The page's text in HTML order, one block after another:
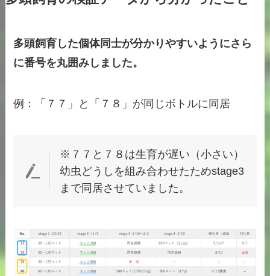
多頭飼育した個体同士が分かりやすいようにさら
に番号を丸囲みしました。
例：「７７」と「７８」が同じボトルに同居
※７７と７８は生育が遅い（小さい）
幼虫どうしを組み合わせたためstage3
まで同居させていました。